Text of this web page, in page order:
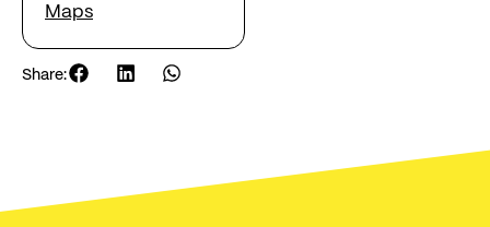
kijk & luister
Maps
Share: